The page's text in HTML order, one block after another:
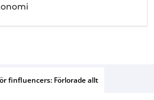
finfluencers: Förlorade allt